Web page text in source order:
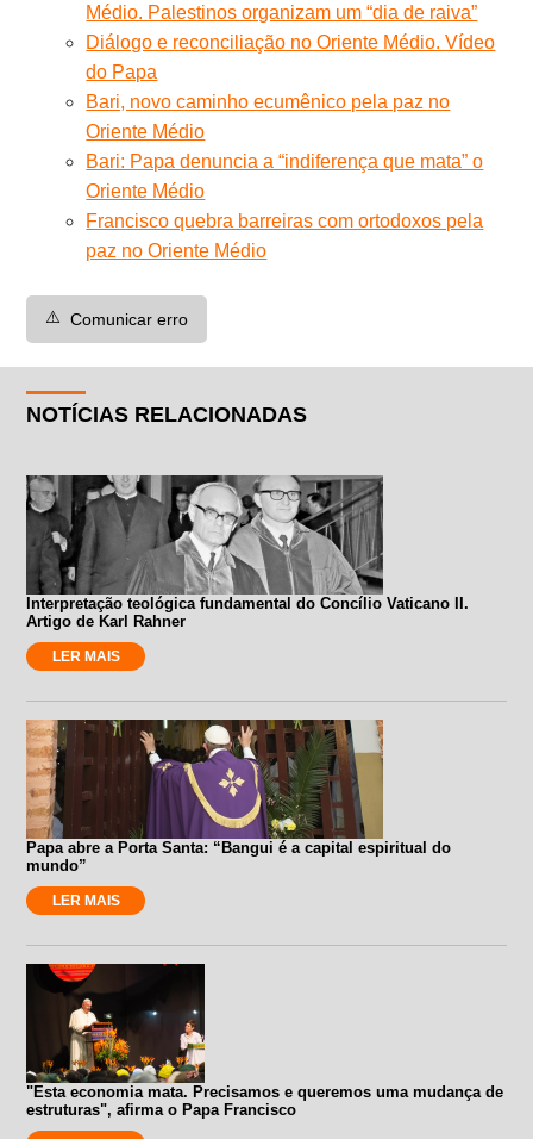
Médio. Palestinos organizam um “dia de raiva”
Diálogo e reconciliação no Oriente Médio. Vídeo
do Papa
Bari, novo caminho ecumênico pela paz no
Oriente Médio
Bari: Papa denuncia a “indiferença que mata” o
Oriente Médio
Francisco quebra barreiras com ortodoxos pela
paz no Oriente Médio
⚠️ Comunicar erro
NOTÍCIAS RELACIONADAS
Interpretação teológica fundamental do Concílio Vaticano II.
Artigo de Karl Rahner
LER MAIS
Papa abre a Porta Santa: “Bangui é a capital espiritual do
mundo”
LER MAIS
"Esta economia mata. Precisamos e queremos uma mudança de
estruturas", afirma o Papa Francisco